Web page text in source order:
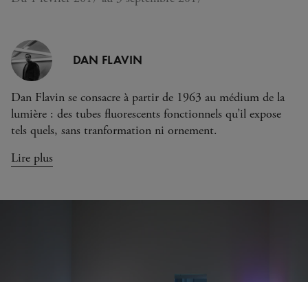
DAN FLAVIN
Dan Flavin se consacre à partir de 1963 au médium de la
lumière : des tubes fluorescents fonctionnels qu’il expose
tels quels, sans tranformation ni ornement.
Lire plus